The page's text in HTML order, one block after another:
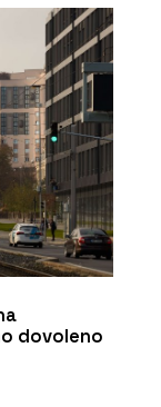
dovoleno